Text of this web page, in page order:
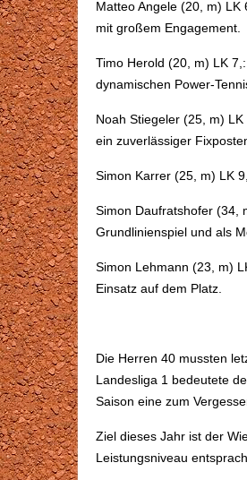
Matteo Angele (20, m)
mit großem Engagement.
Timo Herold (20, m) LK
dynamischen Power-
Noah Stiegeler (25, m)
ein zuverlässiger
Simon Karrer (25, m) LK
Simon Daufratshofer (34,
Grundlinienspiel und als
Simon Lehmann (23, m)
Einsatz auf dem Platz.
Die Herren 40 mussten
Landesliga 1 bedeutete
Saison eine zum
Ziel dieses Jahr ist der
Leistungsniveau